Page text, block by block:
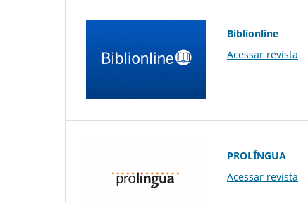
Biblionline
Acessar revista
PROLÍNGUA
Acessar revista